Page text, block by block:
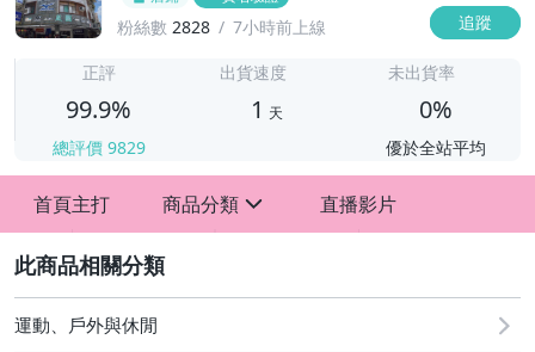
粉絲數 2828 7小時前上線 追蹤
正評
99.9%
總評價 9829
出貨速度
1 天
未出貨率
0%
優於全站平均
首頁主打 商品分類 直播影片
運動、戶外與休閒